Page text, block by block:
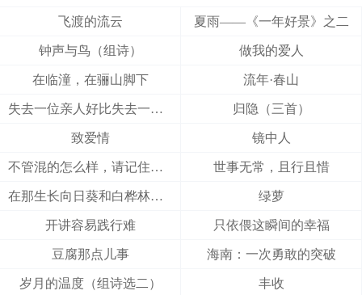
飞渡的流云 夏雨——《一年好景》之二
钟声与鸟（组诗） 做我的爱人
在临潼，在骊山脚下 流年·春山
失去一位亲人好比失去一颗牙齿 归隐（三首）
致爱情 镜中人
不管混的怎么样，请记住…… 世事无常，且行且惜
在那生长向日葵和白桦林的国度 绿萝
开讲容易践行难 只依偎这瞬间的幸福
豆腐那点儿事 海南：一次勇敢的突破
岁月的温度（组诗选二） 丰收